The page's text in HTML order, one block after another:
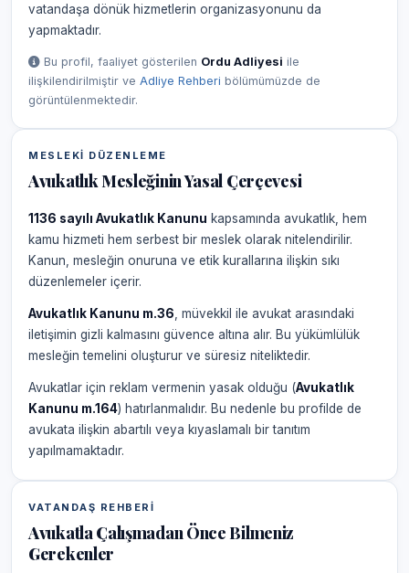
vatandaşa dönük hizmetlerin organizasyonunu da
yapmaktadır.
Bu profil, faaliyet gösterilen Ordu Adliyesi ile
ilişkilendirilmiştir ve Adliye Rehberi bölümümüzde de
görüntülenmektedir.
MESLEKI DÜZENLEME
Avukatlık Mesleğinin Yasal Çerçevesi
1136 sayılı Avukatlık Kanunu kapsamında avukatlık, hem
kamu hizmeti hem serbest bir meslek olarak nitelendirilir.
Kanun, mesleğin onuruna ve etik kurallarına ilişkin sıkı
düzenlemeler içerir.
Avukatlık Kanunu m.36 , müvekkil ile avukat arasındaki
iletişimin gizli kalmasını güvence altına alır. Bu yükümlülük
mesleğin temelini oluşturur ve süresiz niteliktedir.
Avukatlar için reklam vermenin yasak olduğu (Avukatlık
Kanunu m.164) hatırlanmalıdır. Bu nedenle bu profilde de
avukata ilişkin abartılı veya kıyaslamalı bir tanıtım
yapılmamaktadır.
VATANDAŞ REHBERI
Avukatla Çalışmadan Önce Bilmeniz
Gerekenler